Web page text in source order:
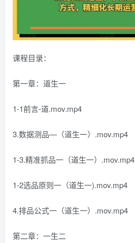
课程目录：
第一章：道生一
1-1前言-道.mov.mp4
3.数据测品—（道生一）.mov.mp4
1-3.精准抓品一（道生一）.mov.mp4
1-2选品原则一（道生一).mov.mp4
4.排品公式一（道生一）.mov.mp4
第二章：一生二